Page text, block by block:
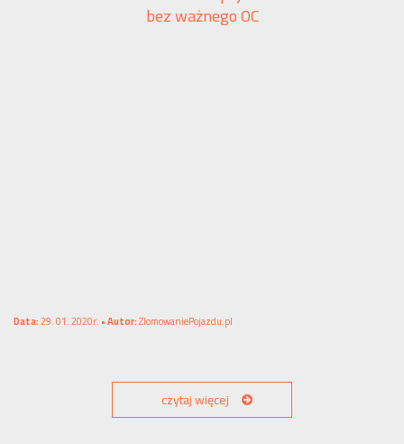
bez ważnego OC
Data:29. 01. 2020r. •Autor:ZlomowaniePojazdu.pl
czytaj więcej